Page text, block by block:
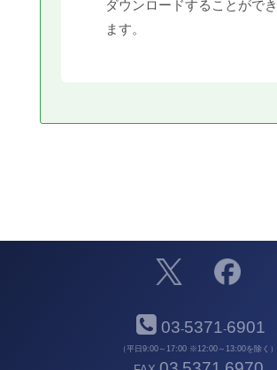
ダウンロードすることができ
ます。
03-5371-6901
（平日9:00～17:00 ※12:00～13:00を除く）